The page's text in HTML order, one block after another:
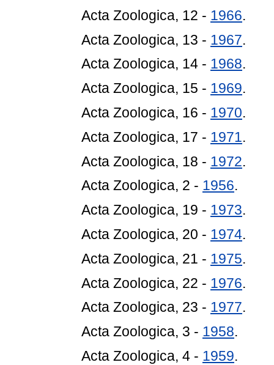
Acta Zoologica, 12 - 1966.
Acta Zoologica, 13 - 1967.
Acta Zoologica, 14 - 1968.
Acta Zoologica, 15 - 1969.
Acta Zoologica, 16 - 1970.
Acta Zoologica, 17 - 1971.
Acta Zoologica, 18 - 1972.
Acta Zoologica, 2 - 1956.
Acta Zoologica, 19 - 1973.
Acta Zoologica, 20 - 1974.
Acta Zoologica, 21 - 1975.
Acta Zoologica, 22 - 1976.
Acta Zoologica, 23 - 1977.
Acta Zoologica, 3 - 1958.
Acta Zoologica, 4 - 1959.